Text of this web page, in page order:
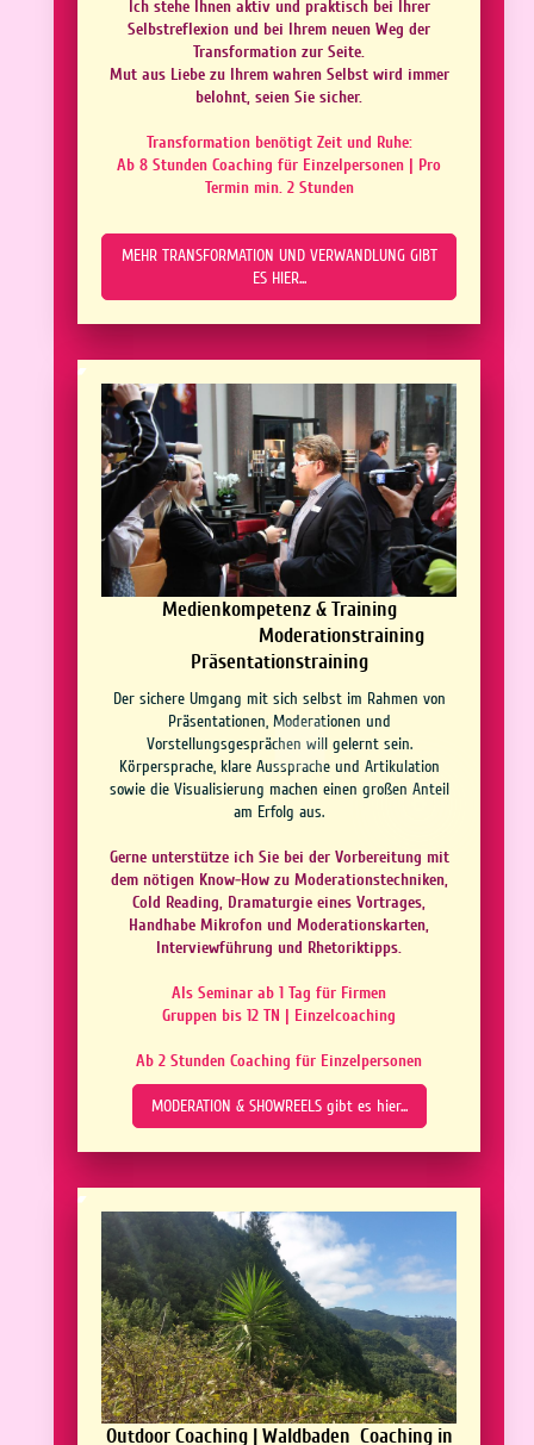
Ich stehe Ihnen aktiv und praktisch bei Ihrer
Selbstreflexion und bei Ihrem neuen Weg der
Transformation zur Seite.
Mut aus Liebe zu Ihrem wahren Selbst wird immer
belohnt, seien Sie sicher.
Transformation benötigt Zeit und Ruhe:
Ab 8 Stunden Coaching für Einzelpersonen | Pro
Termin min. 2 Stunden
MEHR TRANSFORMATION UND VERWANDLUNG GIBT
ES HIER...
Medienkompetenz & Training
Moderationstraining
Präsentationstraining
Der sichere Umgang mit sich selbst im Rahmen von
Präsentationen, Moderationen und
Vorstellungsgesprächen will gelernt sein.
Körpersprache, klare Aussprache und Artikulation
sowie die Visualisierung machen einen großen Anteil
am Erfolg aus.
Gerne unterstütze ich Sie bei der Vorbereitung mit
dem nötigen Know-How zu Moderationstechniken,
Cold Reading, Dramaturgie eines Vortrages,
Handhabe Mikrofon und Moderationskarten,
Interviewführung und Rhetoriktipps.
Als Seminar ab 1 Tag für Firmen
Gruppen bis 12 TN | Einzelcoaching
Ab 2 Stunden Coaching für Einzelpersonen
MODERATION & SHOWREELS gibt es hier...
Outdoor Coaching | Waldbaden Coaching in